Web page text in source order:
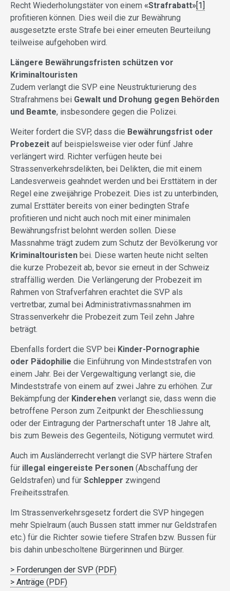
Recht Wiederholungstäter von einem «Strafrabatt»[1]
profitieren können. Dies weil die zur Bewährung
ausgesetzte erste Strafe bei einer erneuten Beurteilung
teilweise aufgehoben wird.
Längere Bewährungsfristen schützen vor
Kriminaltouristen
Zudem verlangt die SVP eine Neustrukturierung des
Strafrahmens bei Gewalt und Drohung gegen Behörden
und Beamte, insbesondere gegen die Polizei.
Weiter fordert die SVP, dass die Bewährungsfrist oder
Probezeit auf beispielsweise vier oder fünf Jahre
verlängert wird. Richter verfügen heute bei
Strassenverkehrsdelikten, bei Delikten, die mit einem
Landesverweis geahndet werden und bei Ersttätern in der
Regel eine zweijährige Probezeit. Dies ist zu unterbinden,
zumal Ersttäter bereits von einer bedingten Strafe
profitieren und nicht auch noch mit einer minimalen
Bewährungsfrist belohnt werden sollen. Diese
Massnahme trägt zudem zum Schutz der Bevölkerung vor
Kriminaltouristen bei. Diese warten heute nicht selten
die kurze Probezeit ab, bevor sie erneut in der Schweiz
straffällig werden. Die Verlängerung der Probezeit im
Rahmen von Strafverfahren erachtet die SVP als
vertretbar, zumal bei Administrativmassnahmen im
Strassenverkehr die Probezeit zum Teil zehn Jahre
beträgt.
Ebenfalls fordert die SVP bei Kinder-Pornographie
oder Pädophilie die Einführung von Mindeststrafen von
einem Jahr. Bei der Vergewaltigung verlangt sie, die
Mindeststrafe von einem auf zwei Jahre zu erhöhen. Zur
Bekämpfung der Kinderehen verlangt sie, dass wenn die
betroffene Person zum Zeitpunkt der Eheschliessung
oder der Eintragung der Partnerschaft unter 18 Jahre alt,
bis zum Beweis des Gegenteils, Nötigung vermutet wird.
Auch im Ausländerrecht verlangt die SVP härtere Strafen
für illegal eingereiste Personen (Abschaffung der
Geldstrafen) und für Schlepper zwingend
Freiheitsstrafen.
Im Strassenverkehrsgesetz fordert die SVP hingegen
mehr Spielraum (auch Bussen statt immer nur Geldstrafen
etc.) für die Richter sowie tiefere Strafen bzw. Bussen für
bis dahin unbescholtene Bürgerinnen und Bürger.
> Forderungen der SVP (PDF)
> Anträge (PDF)